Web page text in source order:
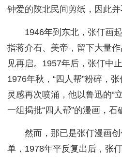
钟爱的陕北民间剪纸，因此并
1946年到东北，张仃画
指蒋介石、美帝，留下大量
见再启。1957年后，张仃中
1976年秋，“四人帮”粉碎，
灵感再次喷涌，他以鲁迅的“
一组揭批“四人帮”的漫画，石
然而，那已是张仃漫画
单，1978年平反复出后，张